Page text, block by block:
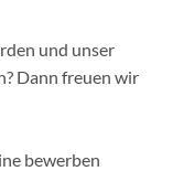
und unser
Dann freuen wir
bewerben